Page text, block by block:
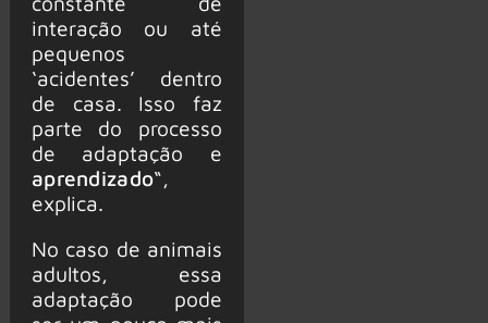
interação ou até
pequenos
‘acidentes’ dentro
de casa. Isso faz
parte do processo
de adaptação e
aprendizado“,
explica.
No caso de animais
adultos, essa
adaptação pode